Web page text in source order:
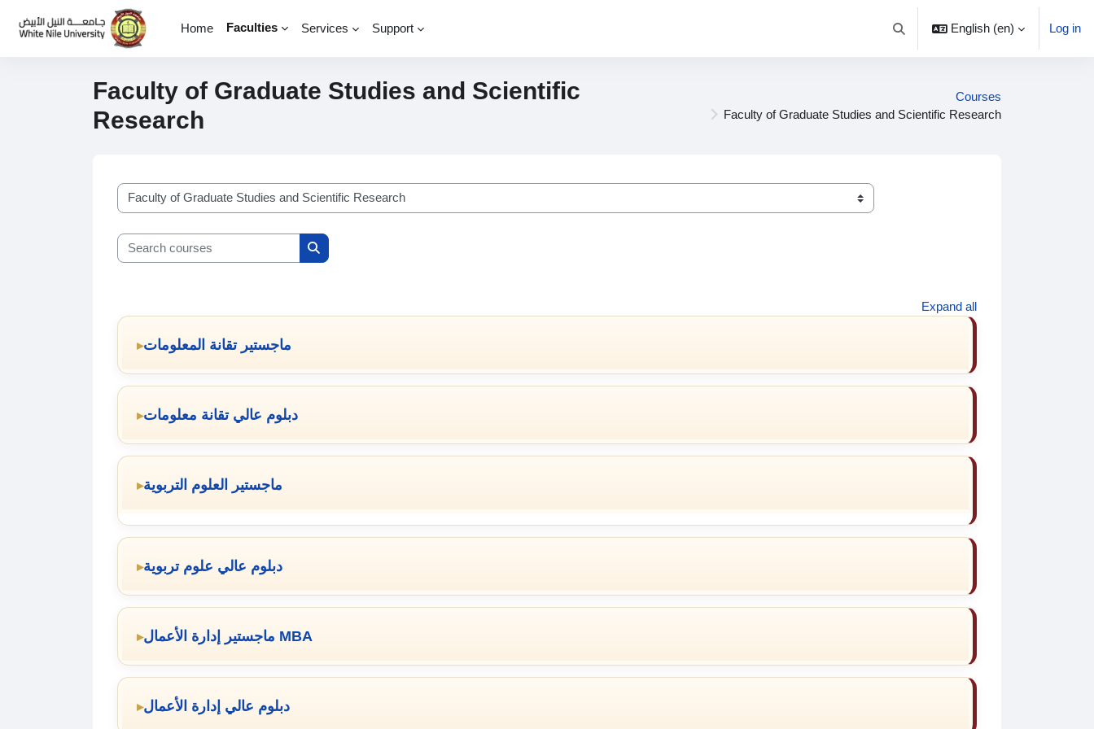
Home
Faculties Services Support
Toggle search input
English ‎(en)‎ Log in
Faculty of Graduate Studies and Scientific
Research
Courses
Faculty of Graduate Studies and Scientific Research
Course categories
Search courses
Search courses
Expand all
ماجستير تقانة المعلومات
دبلوم عالي تقانة معلومات
ماجستير العلوم التربوية
دبلوم عالي علوم تربوية
ماجستير إدارة الأعمال MBA
دبلوم عالي إدارة الأعمال